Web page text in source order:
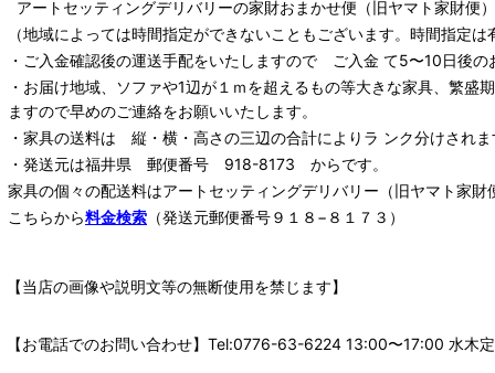
アートセッティングデリバリーの家財おまかせ便 （旧ヤマト家財便
（地域によっては時間指定ができないこともございます。時間指定
・ご入金確認後の運送手配をいたしますので ご入金 て5〜10日後の
・お届け地域、ソファや1辺が１ｍを超えるもの等大きな家具、繁
ますので早めのご連絡をお願いいたします。
・家具の送料は 縦・横・高さの三辺の合計によりラ ンク分けされま
・発送元は福井県 郵便番号 918-8173 からです。
家具の個々の配送料はアートセッティングデリバリー （旧ヤマト家財
こちらから料金検索 （発送元郵便番号９１８−８１７３）
【当店の画像や説明文等の無断使用を禁じます】
【お電話でのお問い合わせ】Tel:0776-63-6224 13:00〜17:00 水木